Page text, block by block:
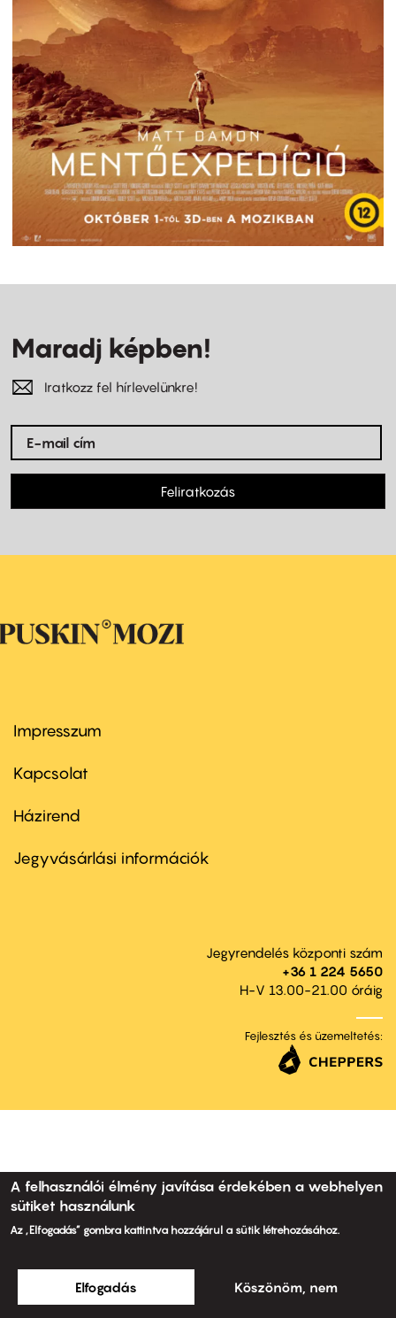
Maradj képben!
Iratkozz fel hírlevelünkre!
Feliratkozás
Footer
first
Impresszum
Kapcsolat
Footer
second
Házirend
Jegyvásárlási információk
Jegyrendelés központi szám
+36 1 224 5650
H-V 13.00-21.00 óráig
Fejlesztés és üzemeltetés:
A felhasználói élmény javítása érdekében a webhelyen
sütiket használunk
Az „Elfogadás” gombra kattintva hozzájárul a sütik létrehozásához.
Elfogadás Köszönöm, nem